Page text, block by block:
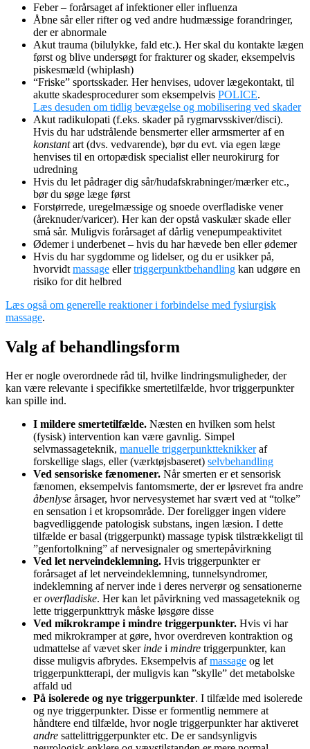
Feber – forårsaget af infektioner eller influenza
Åbne sår eller rifter og ved andre hudmæssige forandringer,
der er abnormale
Akut trauma (bilulykke, fald etc.). Her skal du kontakte lægen
først og blive undersøgt for frakturer og skader, eksempelvis
piskesmæld (whiplash)
“Friske” sportsskader. Her henvises, udover lægekontakt, til
akutte skadesprocedurer som eksempelvis POLICE.
Læs desuden om tidlig bevægelse og mobilisering ved skader
Akut radikulopati (f.eks. skader på rygmarvsskiver/disci).
Hvis du har udstrålende bensmerter eller armsmerter af en
konstantart (dvs. vedvarende), bør du evt. via egen læge
henvises til en ortopædisk specialist eller neurokirurg for
udredning
Hvis du let pådrager dig sår/hudafskrabninger/mærker etc.,
bør du søge læge først
Forstørrede, uregelmæssige og snoede overfladiske vener
(åreknuder/varicer). Her kan der opstå vaskulær skade eller
små sår. Muligvis forårsaget af dårlig venepumpeaktivitet
Ødemer i underbenet – hvis du har hævede ben eller ødemer
Hvis du har sygdomme og lidelser, og du er usikker på,
hvorvidt massage ellertriggerpunktbehandling kan udgøre en
risiko for dit helbred
Læs også om generelle reaktioner i forbindelse med fysiurgisk
massage.
Valg af behandlingsform
Her er nogle overordnede råd til, hvilke lindringsmuligheder, der
kan være relevante i specifikke smertetilfælde, hvor triggerpunkter
kan spille ind.
I mildere smertetilfælde. Næsten en hvilken som helst
(fysisk) intervention kan være gavnlig. Simpel
selvmassageteknik, manuelle triggerpunktteknikkeraf
forskellige slags, eller (værktøjsbaseret) selvbehandling
Ved sensoriske fænomener. Når smerten er et sensorisk
fænomen, eksempelvis fantomsmerte, der er løsrevet fra andre
åbenlyse årsager, hvor nervesystemet har svært ved at “tolke”
en sensation i et kropsområde. Der foreligger ingen videre
bagvedliggende patologisk substans, ingen læsion. I dette
tilfælde er basal (triggerpunkt) massage typisk tilstrækkeligt til
”genfortolkning” af nervesignaler og smertepåvirkning
Ved let nerveindeklemning. Hvis triggerpunkter er
forårsaget af let nerveindeklemning, tunnelsyndromer,
indeklemning af nerver inde i deres nerverør og sensationerne
eroverfladiske. Her kan let påvirkning ved massageteknik og
lette triggerpunkttryk måske løsgøre disse
Ved mikrokrampe i mindre triggerpunkter. Hvis vi har
med mikrokramper at gøre, hvor overdreven kontraktion og
udmattelse af vævet sker inde i mindre triggerpunkter, kan
disse muligvis afbrydes. Eksempelvis afmassage og let
triggerpunktterapi, der muligvis kan ”skylle” det metabolske
affald ud
På isolerede og nye triggerpunkter. I tilfælde med isolerede
og nye triggerpunkter. Disse er formentlig nemmere at
håndtere end tilfælde, hvor nogle triggerpunkter har aktiveret
andre sattelittriggerpunkter etc. De er sandsynligvis